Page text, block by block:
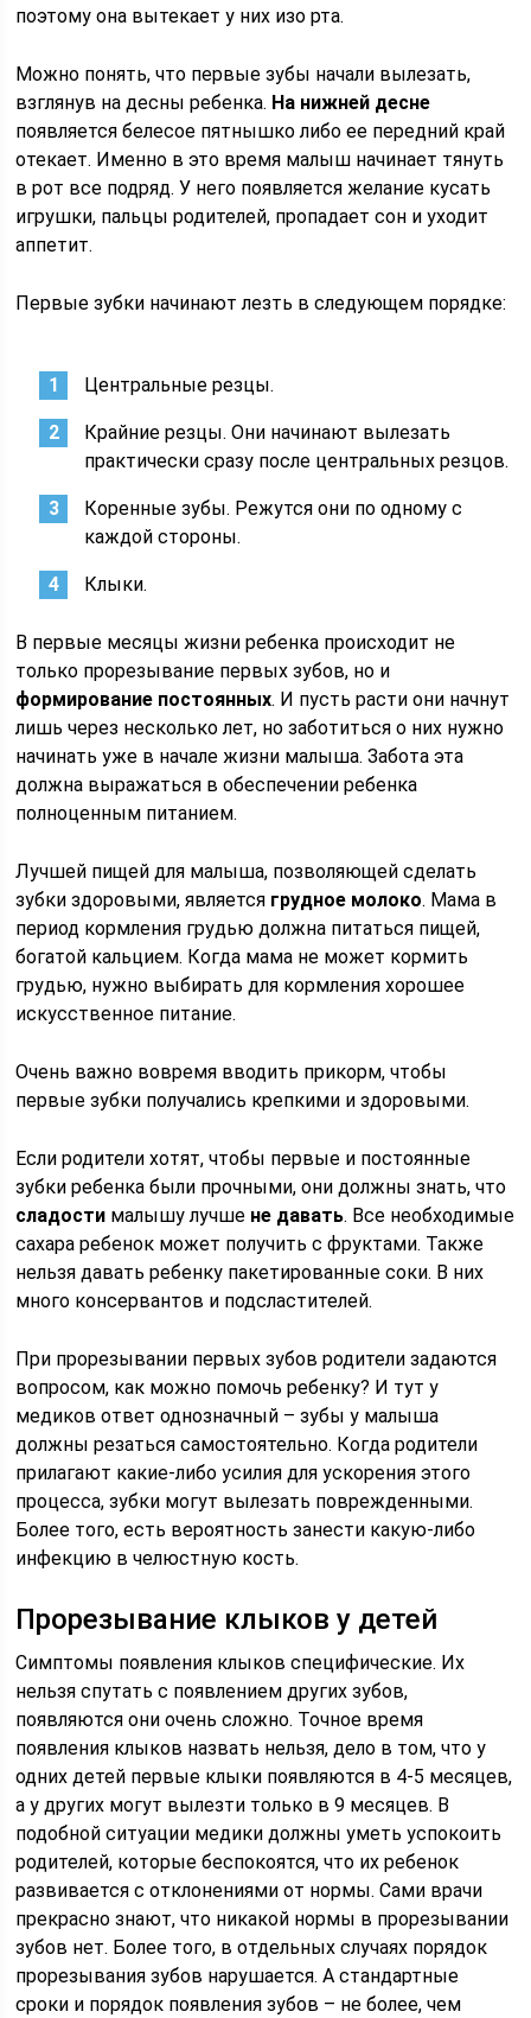
поэтому она вытекает у них изо рта.
Можно понять, что первые зубы начали вылезать,
взглянув на десны ребенка. На нижней десне
появляется белесое пятнышко либо ее передний край
отекает. Именно в это время малыш начинает тянуть
в рот все подряд. У него появляется желание кусать
игрушки, пальцы родителей, пропадает сон и уходит
аппетит.
Первые зубки начинают лезть в следующем порядке:
Центральные резцы.
Крайние резцы. Они начинают вылезать
практически сразу после центральных резцов.
Коренные зубы. Режутся они по одному с
каждой стороны.
Клыки.
В первые месяцы жизни ребенка происходит не
только прорезывание первых зубов, но и
формирование постоянных. И пусть расти они начнут
лишь через несколько лет, но заботиться о них нужно
начинать уже в начале жизни малыша. Забота эта
должна выражаться в обеспечении ребенка
полноценным питанием.
Лучшей пищей для малыша, позволяющей сделать
зубки здоровыми, является грудное молоко. Мама в
период кормления грудью должна питаться пищей,
богатой кальцием. Когда мама не может кормить
грудью, нужно выбирать для кормления хорошее
искусственное питание.
Очень важно вовремя вводить прикорм, чтобы
первые зубки получались крепкими и здоровыми.
Если родители хотят, чтобы первые и постоянные
зубки ребенка были прочными, они должны знать, что
сладости малышу лучше не давать. Все необходимые
сахара ребенок может получить с фруктами. Также
нельзя давать ребенку пакетированные соки. В них
много консервантов и подсластителей.
При прорезывании первых зубов родители задаются
вопросом, как можно помочь ребенку? И тут у
медиков ответ однозначный – зубы у малыша
должны резаться самостоятельно. Когда родители
прилагают какие-либо усилия для ускорения этого
процесса, зубки могут вылезать поврежденными.
Более того, есть вероятность занести какую-либо
инфекцию в челюстную кость.
Прорезывание клыков у детей
Симптомы появления клыков специфические. Их
нельзя спутать с появлением других зубов,
появляются они очень сложно. Точное время
появления клыков назвать нельзя, дело в том, что у
одних детей первые клыки появляются в 4-5 месяцев,
а у других могут вылезти только в 9 месяцев. В
подобной ситуации медики должны уметь успокоить
родителей, которые беспокоятся, что их ребенок
развивается с отклонениями от нормы. Сами врачи
прекрасно знают, что никакой нормы в прорезывании
зубов нет. Более того, в отдельных случаях порядок
прорезывания зубов нарушается. А стандартные
сроки и порядок появления зубов – не более, чем